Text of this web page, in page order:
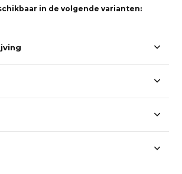
in de volgende varianten: